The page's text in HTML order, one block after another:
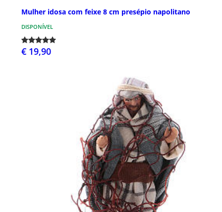
Mulher idosa com feixe 8 cm presépio napolitano
DISPONÍVEL
€ 19,90